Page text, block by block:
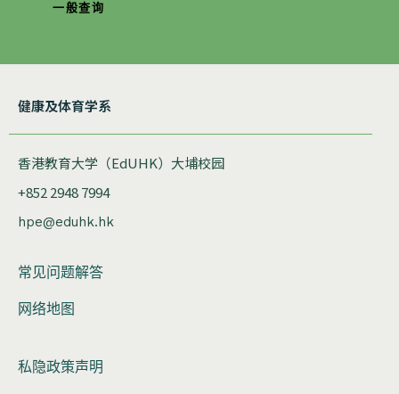
一般查询
健康及体育学系
香港教育大学（EdUHK）大埔校园
+852 2948 7994
hpe@eduhk.hk
常见问题解答
网络地图
私隐政策声明